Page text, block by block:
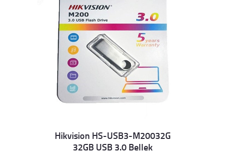
Details
Hikvision HS-USB3-M20032G
32GB USB 3.0 Bellek